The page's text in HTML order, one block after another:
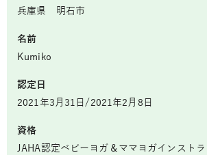
兵庫県 明石市
名前
Kumiko
認定日
2021年3月31日/2021年2月8日
資格
JAHA認定ベビーヨガ＆ママヨガインスト